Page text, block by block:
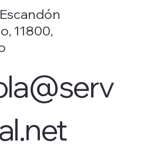
11800,